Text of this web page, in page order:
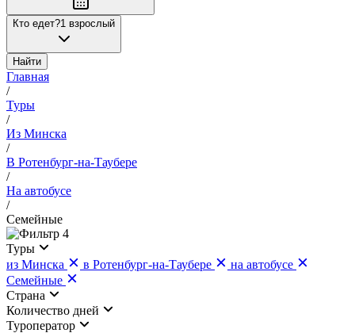
Кто едет?1 взрослый
Найти
Главная
/
Туры
/
Из Минска
/
В Ротенбург-на-Таубере
/
На автобусе
/
Семейные
4
Туры
из Минска
в Ротенбург-на-Таубере
на автобусе
Семейные
Страна
Количество дней
Туроператор